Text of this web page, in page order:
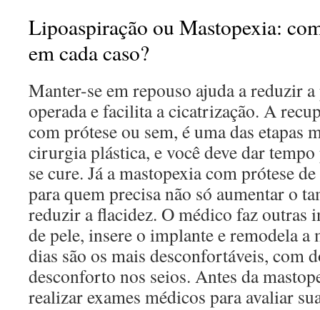
Lipoaspiração ou Mastopexia:
em cada caso?
Manter-se em repouso ajuda a reduzir a
operada e facilita a cicatrização. A
com prótese ou sem, é uma das etapas
cirurgia plástica, e você deve dar
se cure. Já a mastopexia com prótese
para quem precisa não só aumentar o
reduzir a flacidez. O médico faz outras
de pele, insere o implante e remodela
dias são os mais desconfortáveis, com
desconforto nos seios. Antes da
realizar exames médicos para avaliar